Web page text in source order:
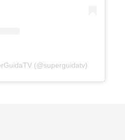
(@superguidatv)